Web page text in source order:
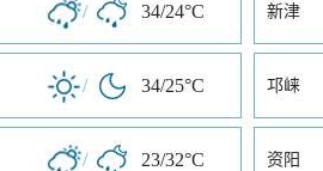
/ 34/24°C 新津
/ 34/25°C 邛崃
/ 23/32°C 资阳